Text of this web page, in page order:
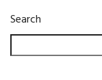
Search